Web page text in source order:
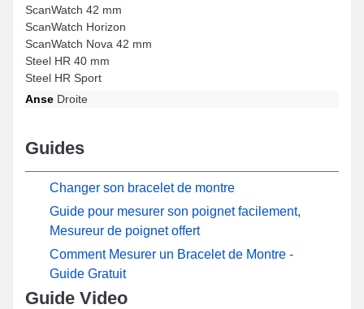
ScanWatch 42 mm
ScanWatch Horizon
ScanWatch Nova 42 mm
Steel HR 40 mm
Steel HR Sport
Anse Droite
Guides
Changer son bracelet de montre
Guide pour mesurer son poignet facilement,
Mesureur de poignet offert
Comment Mesurer un Bracelet de Montre -
Guide Gratuit
Guide Video